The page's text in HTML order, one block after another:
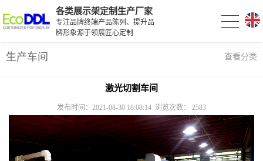
各类展示架定制生产厂家
专注品牌终端产品陈列、提升品
牌形象源于领展匠心定制
生产车间 查看分类
激光切割车间
发布时间：2021-08-30 18:08:14 浏览次数： 2583